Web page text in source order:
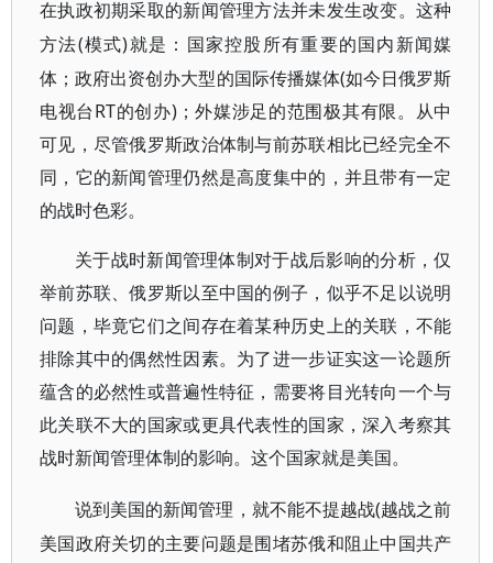
在执政初期采取的新闻管理方法并未发生改变。这种
方法(模式)就是：国家控股所有重要的国内新闻媒
体；政府出资创办大型的国际传播媒体(如今日俄罗斯
电视台RT的创办)；外媒涉足的范围极其有限。从中
可见，尽管俄罗斯政治体制与前苏联相比已经完全不
同，它的新闻管理仍然是高度集中的，并且带有一定
的战时色彩。
关于战时新闻管理体制对于战后影响的分析，仅
举前苏联、俄罗斯以至中国的例子，似乎不足以说明
问题，毕竟它们之间存在着某种历史上的关联，不能
排除其中的偶然性因素。为了进一步证实这一论题所
蕴含的必然性或普遍性特征，需要将目光转向一个与
此关联不大的国家或更具代表性的国家，深入考察其
战时新闻管理体制的影响。这个国家就是美国。
说到美国的新闻管理，就不能不提越战(越战之前
美国政府关切的主要问题是围堵苏俄和阻止中国共产